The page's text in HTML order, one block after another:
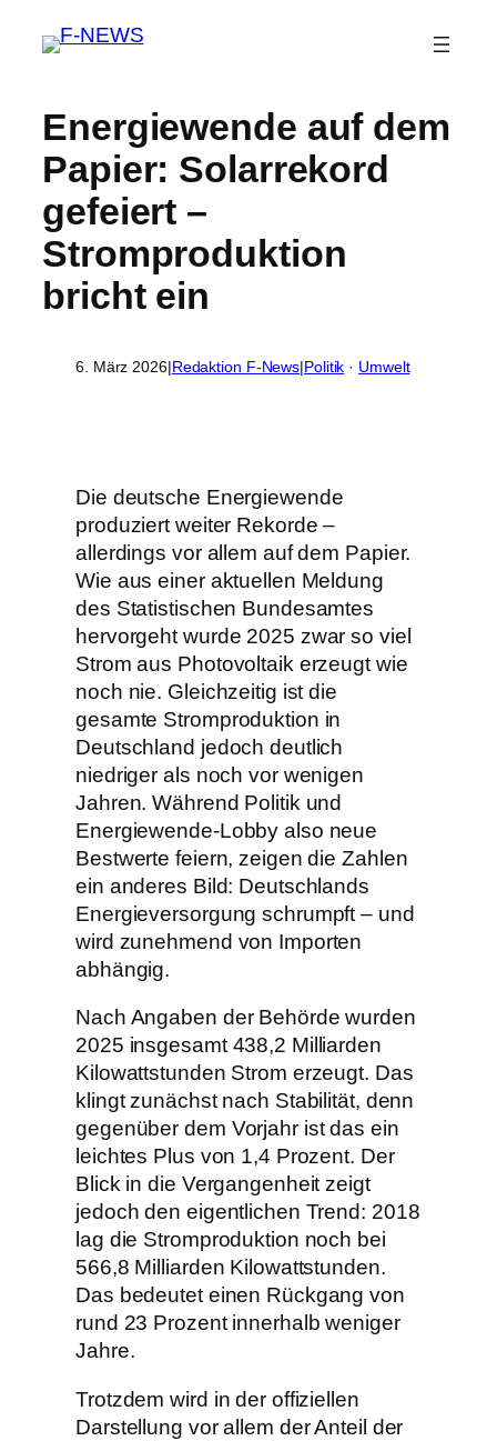
Energiewende auf dem
Papier: Solarrekord
gefeiert –
Stromproduktion
bricht ein
6. März 2026|Redaktion F-News|Politik · Umwelt
Die deutsche Energiewende
produziert weiter Rekorde –
allerdings vor allem auf dem Papier.
Wie aus einer aktuellen Meldung
des Statistischen Bundesamtes
hervorgeht wurde 2025 zwar so viel
Strom aus Photovoltaik erzeugt wie
noch nie. Gleichzeitig ist die
gesamte Stromproduktion in
Deutschland jedoch deutlich
niedriger als noch vor wenigen
Jahren. Während Politik und
Energiewende-Lobby also neue
Bestwerte feiern, zeigen die Zahlen
ein anderes Bild: Deutschlands
Energieversorgung schrumpft – und
wird zunehmend von Importen
abhängig.
Nach Angaben der Behörde wurden
2025 insgesamt 438,2 Milliarden
Kilowattstunden Strom erzeugt. Das
klingt zunächst nach Stabilität, denn
gegenüber dem Vorjahr ist das ein
leichtes Plus von 1,4 Prozent. Der
Blick in die Vergangenheit zeigt
jedoch den eigentlichen Trend: 2018
lag die Stromproduktion noch bei
566,8 Milliarden Kilowattstunden.
Das bedeutet einen Rückgang von
rund 23 Prozent innerhalb weniger
Jahre.
Trotzdem wird in der offiziellen
Darstellung vor allem der Anteil der